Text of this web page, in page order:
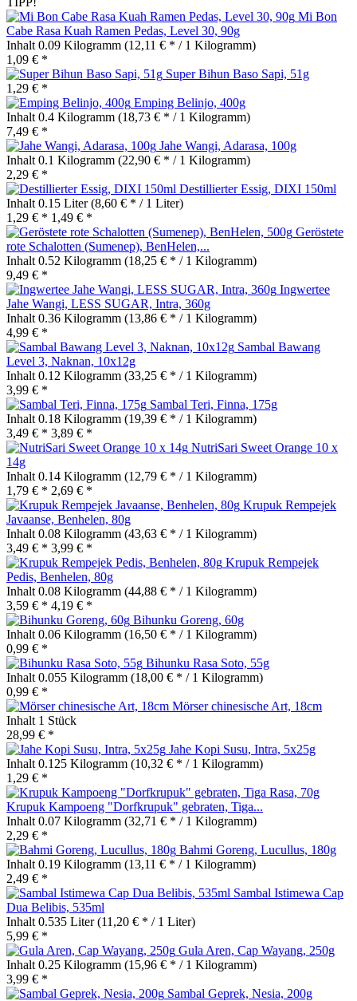
Mi Bon
Cabe Rasa Kuah Ramen Pedas, Level 30, 90g
Inhalt 0.09 Kilogramm (12,11 € * / 1 Kilogramm)
1,09 € *
Super Bihun Baso Sapi, 51g
1,29 € *
Emping Belinjo, 400g
Inhalt 0.4 Kilogramm (18,73 € * / 1 Kilogramm)
7,49 € *
Jahe Wangi, Adarasa, 100g
Inhalt 0.1 Kilogramm (22,90 € * / 1 Kilogramm)
2,29 € *
Destillierter Essig, DIXI 150ml
Inhalt 0.15 Liter(8,60 € * / 1 Liter)
1,29 € * 1,49 € *
Geröstete
rote Schalotten (Sumenep), BenHelen,...
Inhalt 0.52 Kilogramm (18,25 € * / 1 Kilogramm)
9,49 € *
Ingwertee
Jahe Wangi, LESS SUGAR, Intra, 360g
Inhalt 0.36 Kilogramm (13,86 € * / 1 Kilogramm)
4,99 € *
Sambal Bawang
Level 3, Naknan, 10x12g
Inhalt 0.12 Kilogramm (33,25 € * / 1 Kilogramm)
3,99 € *
Sambal Teri, Finna, 175g
Inhalt 0.18 Kilogramm (19,39 € * / 1 Kilogramm)
3,49 € * 3,89 € *
NutriSari Sweet Orange 10 x
14g
Inhalt 0.14 Kilogramm (12,79 € * / 1 Kilogramm)
1,79 € * 2,69 € *
Krupuk Rempejek
Javaanse, Benhelen, 80g
Inhalt 0.08 Kilogramm (43,63 € * / 1 Kilogramm)
3,49 € * 3,99 € *
Krupuk Rempejek
Pedis, Benhelen, 80g
Inhalt 0.08 Kilogramm (44,88 € * / 1 Kilogramm)
3,59 € * 4,19 € *
Bihunku Goreng, 60g
Inhalt 0.06 Kilogramm (16,50 € * / 1 Kilogramm)
0,99 € *
Bihunku Rasa Soto, 55g
Inhalt 0.055 Kilogramm (18,00 € * / 1 Kilogramm)
0,99 € *
Mörser chinesische Art, 18cm
Inhalt 1 Stück
28,99 € *
Jahe Kopi Susu, Intra, 5x25g
Inhalt 0.125 Kilogramm (10,32 € * / 1 Kilogramm)
1,29 € *
Krupuk Kampoeng "Dorfkrupuk" gebraten, Tiga...
Inhalt 0.07 Kilogramm (32,71 € * / 1 Kilogramm)
2,29 € *
Bahmi Goreng, Lucullus, 180g
Inhalt 0.19 Kilogramm (13,11 € * / 1 Kilogramm)
2,49 € *
Sambal Istimewa Cap
Dua Belibis, 535ml
Inhalt 0.535 Liter(11,20 € * / 1 Liter)
5,99 € *
Gula Aren, Cap Wayang, 250g
Inhalt 0.25 Kilogramm (15,96 € * / 1 Kilogramm)
3,99 € *
Sambal Geprek, Nesia, 200g